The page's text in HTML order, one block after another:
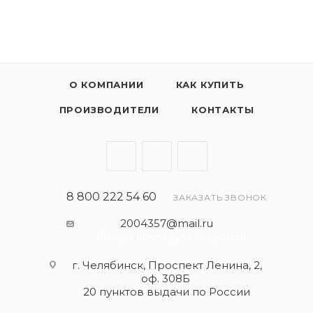
О КОМПАНИИ КАК КУПИТЬ
ПРОИЗВОДИТЕЛИ КОНТАКТЫ
8 800 222 54 60 ЗАКАЗАТЬ ЗВОНОК
2004357@mail.ru
г. Челябинск, Проспект Ленина, 2,
оф. 308Б
20 пунктов выдачи по России